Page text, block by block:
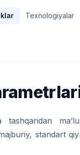
Texnologiyalar
standart